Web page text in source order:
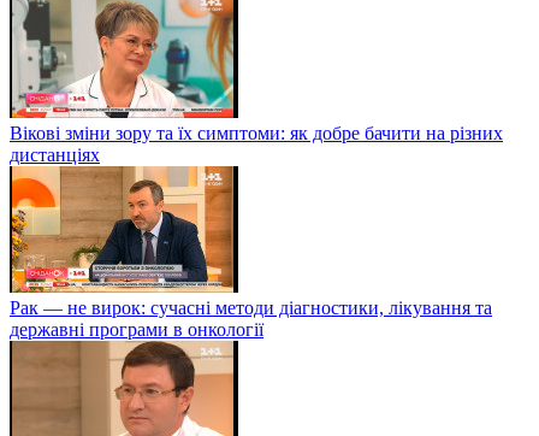
Вікові зміни зору та їх симптоми: як добре бачити на різних
дистанціях
Рак — не вирок: сучасні методи діагностики, лікування та
державні програми в онкології